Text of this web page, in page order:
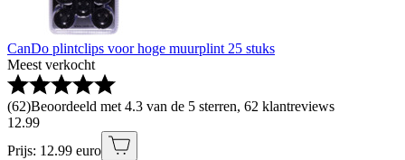
CanDo plintclips voor hoge muurplint 25 stuks
Meest verkocht
(62)Beoordeeld met 4.3 van de 5 sterren, 62 klantreviews
12.99
Prijs: 12.99 euro